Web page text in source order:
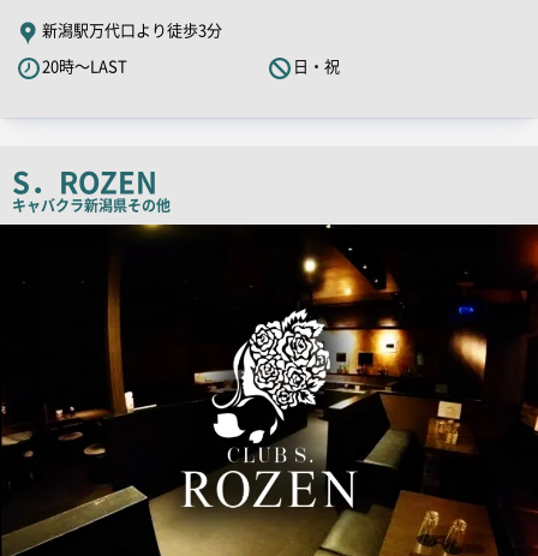
PR
キ
ャ
ピ
ー
新潟駅万代口より徒歩3分
20時～LAST
日・祝
S．ROZEN
キャバクラ新潟県その他
店